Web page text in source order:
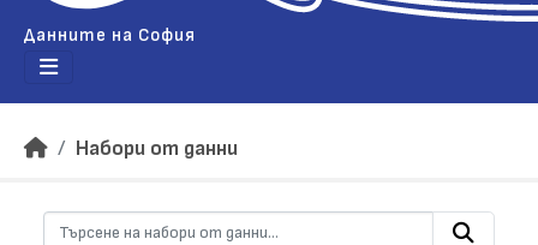
Данните на София
Набори от данни